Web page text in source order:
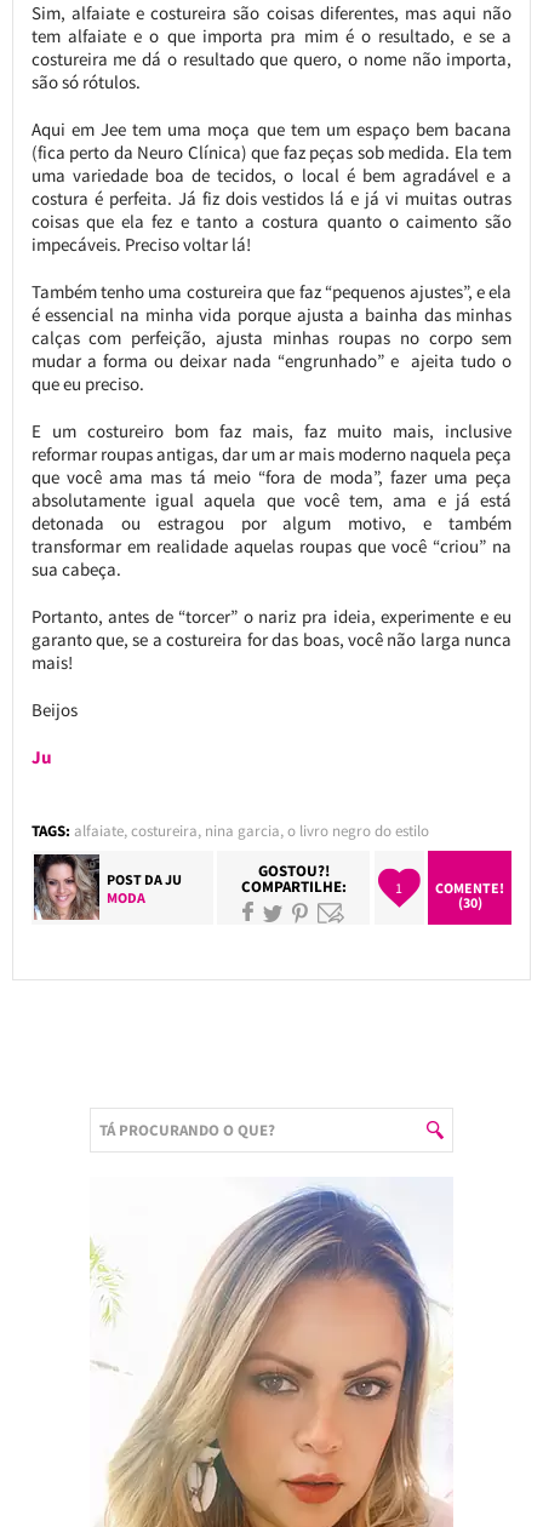
Sim, alfaiate e costureira são coisas diferentes, mas aqui não
tem alfaiate e o que importa pra mim é o resultado, e se a
costureira me dá o resultado que quero, o nome não importa,
são só rótulos.
Aqui em Jee tem uma moça que tem um espaço bem bacana
(fica perto da Neuro Clínica) que faz peças sob medida. Ela tem
uma variedade boa de tecidos, o local é bem agradável e a
costura é perfeita. Já fiz dois vestidos lá e já vi muitas outras
coisas que ela fez e tanto a costura quanto o caimento são
impecáveis. Preciso voltar lá!
Também tenho uma costureira que faz “pequenos ajustes”, e ela
é essencial na minha vida porque ajusta a bainha das minhas
calças com perfeição, ajusta minhas roupas no corpo sem
mudar a forma ou deixar nada “engrunhado” e ajeita tudo o
que eu preciso.
E um costureiro bom faz mais, faz muito mais, inclusive
reformar roupas antigas, dar um ar mais moderno naquela peça
que você ama mas tá meio “fora de moda”, fazer uma peça
absolutamente igual aquela que você tem, ama e já está
detonada ou estragou por algum motivo, e também
transformar em realidade aquelas roupas que você “criou” na
sua cabeça.
Portanto, antes de “torcer” o nariz pra ideia, experimente e eu
garanto que, se a costureira for das boas, você não larga nunca
mais!
Beijos
Ju
TAGS: alfaiate,costureira, nina garcia,o livro negro do estilo
POST DAJU
MODA
GOSTOU?!
COMPARTILHE: 1
COMENTE!
(30)